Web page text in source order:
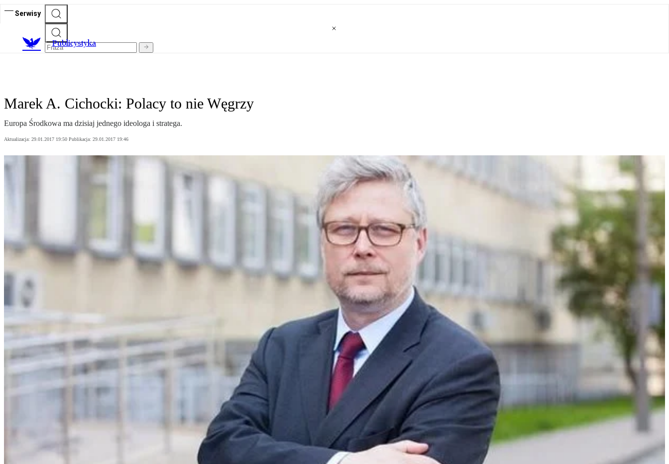
Serwisy
Publicystyka
Marek A. Cichocki: Polacy to nie Węgrzy
Europa Środkowa ma dzisiaj jednego ideologa i stratega.
Aktualizacja: 29.01.2017 19:50 Publikacja: 29.01.2017 19:46